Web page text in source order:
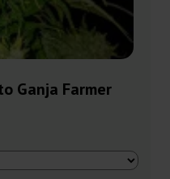
Ganja Farmer